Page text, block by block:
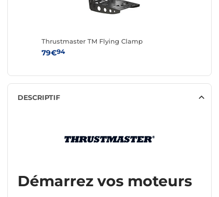
Thrustmaster TM Flying Clamp
79€94
DESCRIPTIF
Démarrez vos moteurs